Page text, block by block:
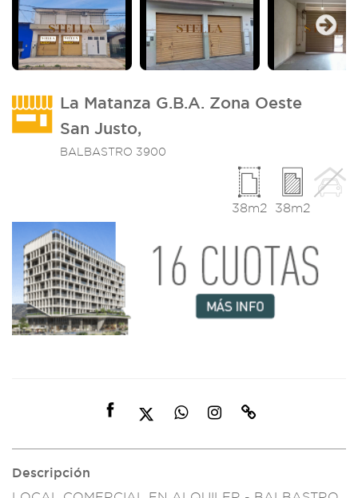
Next
La Matanza G.B.A. Zona Oeste
San Justo,
BALBASTRO 3900
38m2
38m2
Descripción